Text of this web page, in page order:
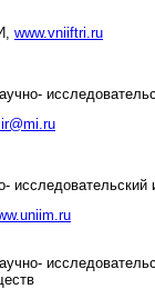
www.vniiftri.ru
исследовательский